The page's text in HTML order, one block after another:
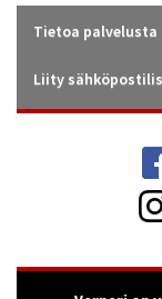
Tietoa palvelusta
Liity